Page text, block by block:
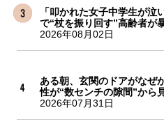
「叩かれた女子中学生が泣
で“杖を振り回す”高齢者が
2026年08月02日
ある朝、玄関のドアがなぜ
性が“数センチの隙間”から
2026年07月31日